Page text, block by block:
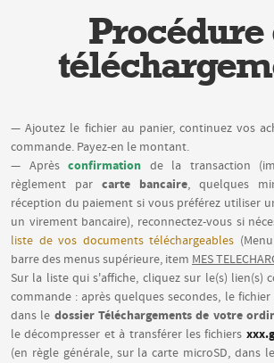
Procédure
— Ajoutez le fichier au panier, continuez vos
commande. Payez-en le montant.
— Aprèsconfirmation de la transaction
règlement par carte bancaire, quelques
réception du paiement si vous préférez utiliser
un virement bancaire), reconnectez-vous si
liste de vos documents téléchargeables (Menu
barre des menus supérieure, item MES
Sur la liste qui s'affiche, cliquez sur le(s) lien(s)
commande : après quelques secondes, le
dans le dossier Téléchargements de votre
le décompresser et à transférer les fichiers
(en règle générale, sur la carte microSD, dans